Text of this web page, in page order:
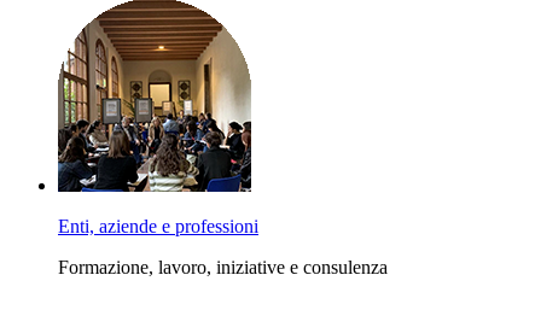
Enti, aziende e professioni
Formazione, lavoro, iniziative e consulenza